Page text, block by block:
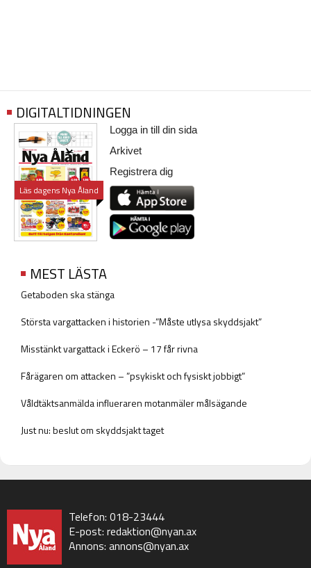
DIGITALTIDNINGEN
Läs dagens Nya Åland
Logga in till din sida
Arkivet
Registrera dig
MEST LÄSTA
Getaboden ska stänga
Största vargattacken i historien -”Måste utlysa skyddsjakt”
Misstänkt vargattack i Eckerö – 17 får rivna
Fårägaren om attacken – ”psykiskt och fysiskt jobbigt”
Våldtäktsanmälda influeraren motanmäler målsägande
Just nu: beslut om skyddsjakt taget
Telefon: 018-23444
E-post: redaktion@nyan.ax
Annons: annons@nyan.ax